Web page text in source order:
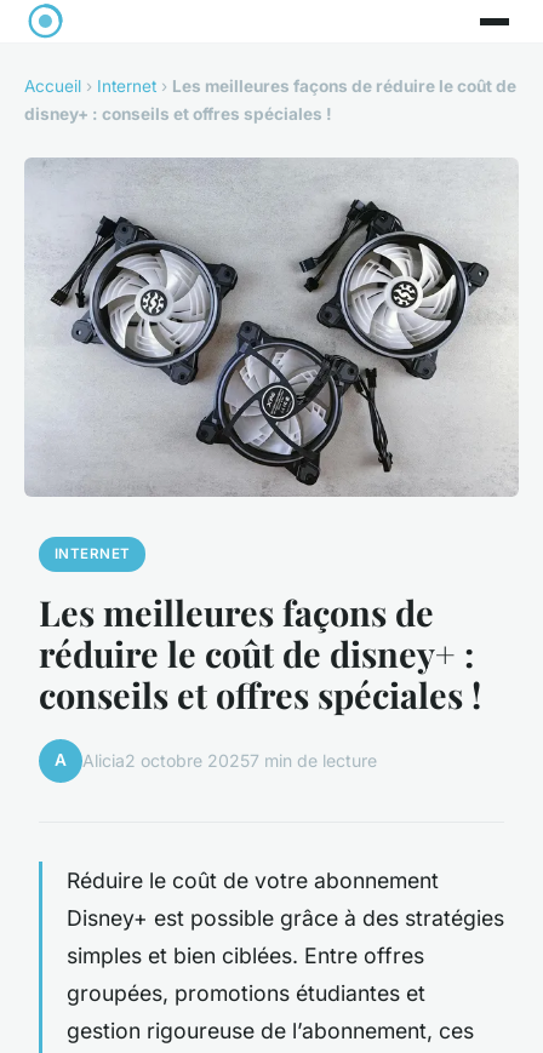
Accueil › Internet › Les meilleures façons de réduire le coût de
disney+ : conseils et offres spéciales !
INTERNET
Les meilleures façons de
réduire le coût de disney+ :
conseils et offres spéciales !
A Alicia2 octobre 20257 min de lecture
Réduire le coût de votre abonnement
Disney+ est possible grâce à des stratégies
simples et bien ciblées. Entre offres
groupées, promotions étudiantes et
gestion rigoureuse de l’abonnement, ces